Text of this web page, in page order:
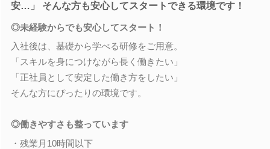
安…」 そんな方も安心してスタートできる環境です！
◎未経験からでも安心してスタート！
入社後は、基礎から学べる研修をご用意。
「スキルを身につけながら長く働きたい」
「正社員として安定した働き方をしたい」
そんな方にぴったりの環境です。
◎働きやすさも整っています
・残業月10時間以下